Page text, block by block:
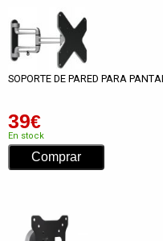
SOPORTE DE PARED PARA
39€
En stock